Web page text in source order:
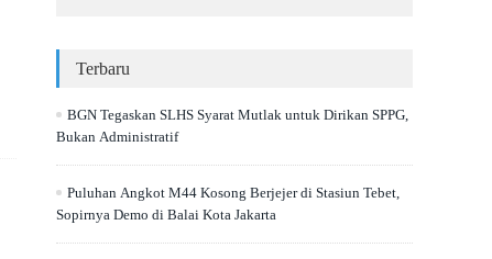
Terbaru
BGN Tegaskan SLHS Syarat Mutlak untuk Dirikan SPPG,
Bukan Administratif
Puluhan Angkot M44 Kosong Berjejer di Stasiun Tebet,
Sopirnya Demo di Balai Kota Jakarta